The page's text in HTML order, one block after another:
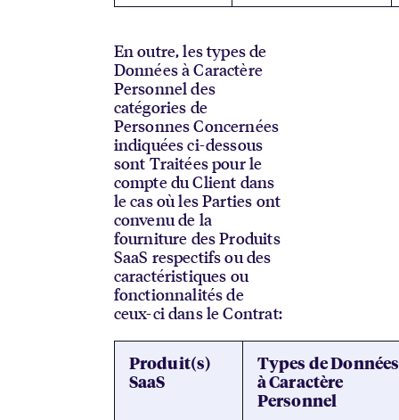
En outre, les types de
Données à Caractère
Personnel des
catégories de
Personnes Concernées
indiquées ci-dessous
sont Traitées pour le
compte du Client dans
le cas où les Parties ont
convenu de la
fourniture des Produits
SaaS respectifs ou des
caractéristiques ou
fonctionnalités de
ceux-ci dans le Contrat:
Produit(s)
SaaS
Types de Données
à Caractère
Personnel